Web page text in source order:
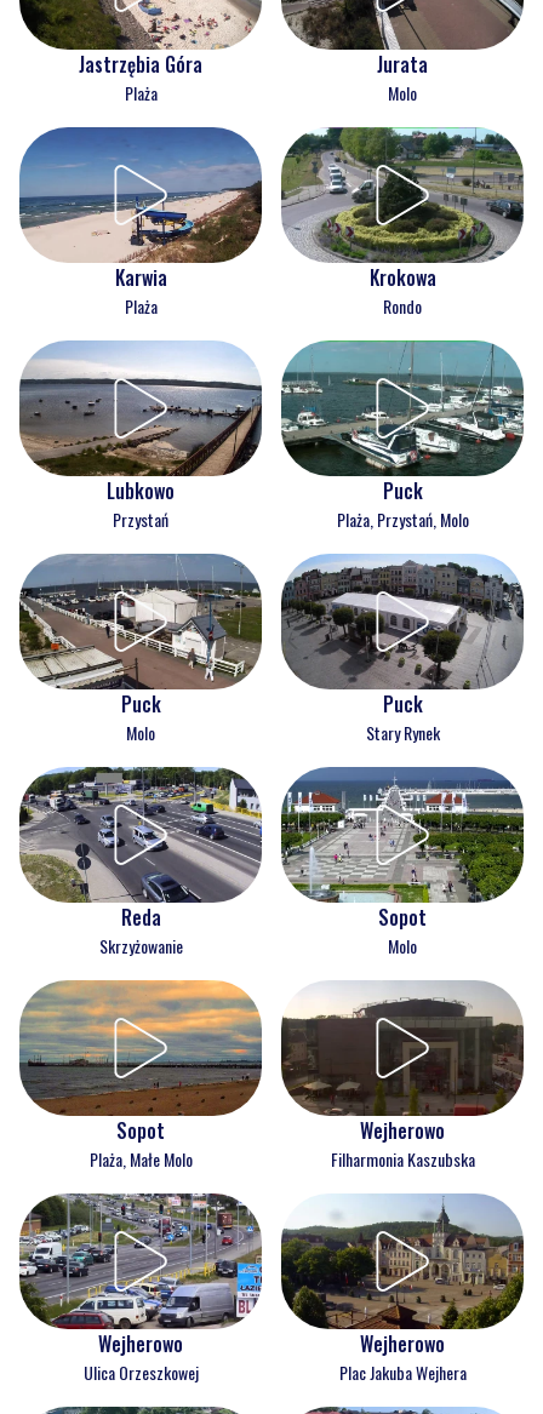
Jastrzębia Góra
Plaża
Jurata
Molo
Karwia
Plaża
Krokowa
Rondo
Lubkowo
Przystań
Puck
Plaża, Przystań, Molo
Puck
Molo
Puck
Stary Rynek
Reda
Skrzyżowanie
Sopot
Molo
Sopot
Plaża, Małe Molo
Wejherowo
Filharmonia Kaszubska
Wejherowo
Ulica Orzeszkowej
Wejherowo
Plac Jakuba Wejhera